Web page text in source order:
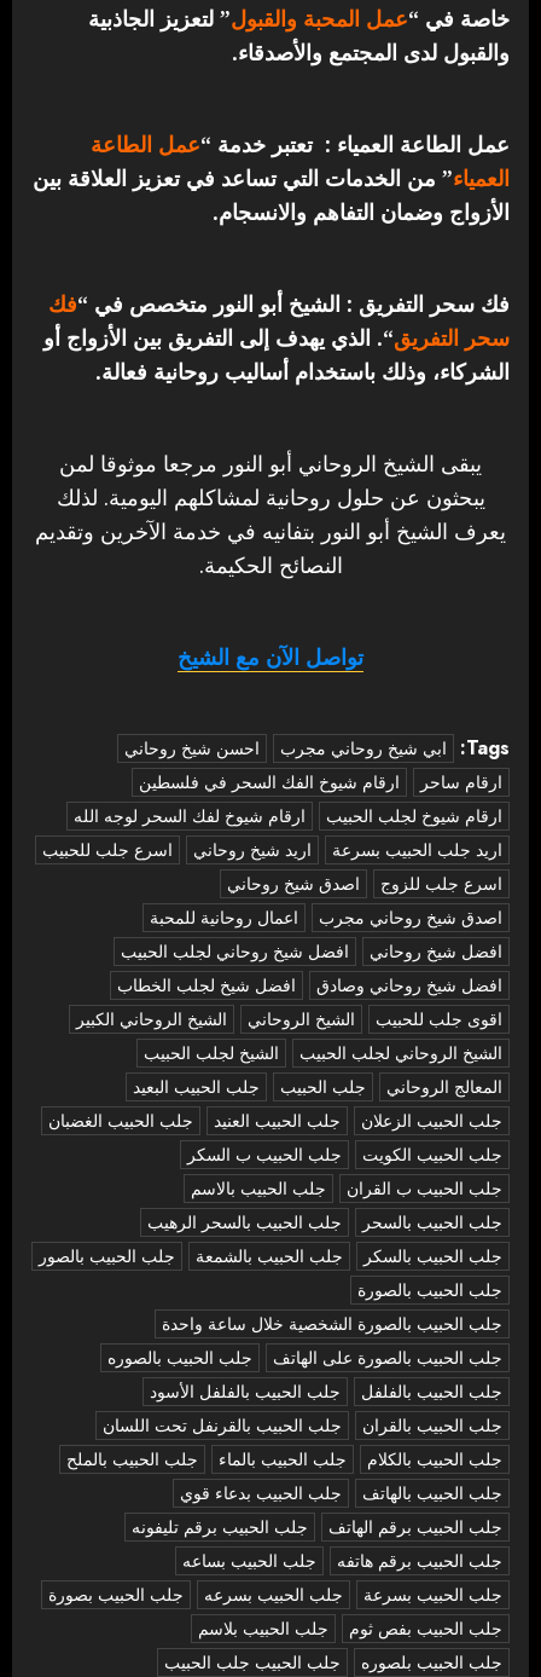
خاصة في “عمل المحبة والقبول” لتعزيز الجاذبية
والقبول لدى المجتمع والأصدقاء.
عمل الطاعة العمياء : تعتبر خدمة “عمل الطاعة
العمياء” من الخدمات التي تساعد في تعزيز العلاقة بين
الأزواج وضمان التفاهم والانسجام.
فك سحر التفريق : الشيخ أبو النور متخصص في “فك
سحر التفريق“. الذي يهدف إلى التفريق بين الأزواج أو
الشركاء، وذلك باستخدام أساليب روحانية فعالة.
يبقى الشيخ الروحاني أبو النور مرجعا موثوقا لمن
يبحثون عن حلول روحانية لمشاكلهم اليومية. لذلك
يعرف الشيخ أبو النور بتفانيه في خدمة الآخرين وتقديم
النصائح الحكيمة.
تواصل الآن مع الشيخ
Tags: ‏ابي شيخ روحاني مجرب
احسن شيخ روحاني
ارقام ساحر
ارقام شيوخ الفك السحر في فلسطين
ارقام شيوخ لجلب الحبيب
ارقام شيوخ لفك السحر لوجه الله
اريد جلب الحبيب بسرعة
اريد شيخ روحاني
اسرع جلب للحبيب
اسرع جلب للزوج
اصدق شيخ روحاني
اصدق شيخ روحاني مجرب
اعمال روحانية للمحبة
افضل شيخ روحاني
افضل شيخ روحاني لجلب الحبيب
افضل شيخ روحاني وصادق
افضل شيخ لجلب الخطاب
اقوى جلب للحبيب
الشيخ الروحاني
الشيخ الروحاني الكبير
الشيخ الروحاني لجلب الحبيب
الشيخ لجلب الحبيب
المعالج الروحاني
جلب الحبيب
جلب الحبيب البعيد
جلب الحبيب الزعلان
جلب الحبيب العنيد
جلب الحبيب الغضبان
جلب الحبيب الكويت
جلب الحبيب ب السكر
جلب الحبيب ب القران
جلب الحبيب بالاسم
جلب الحبيب بالسحر
جلب الحبيب بالسحر الرهيب
جلب الحبيب بالسكر
جلب الحبيب بالشمعة
جلب الحبيب بالصور
جلب الحبيب بالصورة
جلب الحبيب بالصورة الشخصية خلال ساعة واحدة
جلب الحبيب بالصورة على الهاتف
جلب الحبيب بالصوره
جلب الحبيب بالفلفل
جلب الحبيب بالفلفل الأسود
جلب الحبيب بالقران
جلب الحبيب بالقرنفل تحت اللسان
جلب الحبيب بالكلام
جلب الحبيب بالماء
جلب الحبيب بالملح
جلب الحبيب بالهاتف
جلب الحبيب بدعاء قوي
جلب الحبيب برقم الهاتف
جلب الحبيب برقم تليفونه
جلب الحبيب برقم هاتفه
جلب الحبيب بساعه
جلب الحبيب بسرعة
جلب الحبيب بسرعه
جلب الحبيب بصورة
جلب الحبيب بفص ثوم
جلب الحبيب بلاسم
جلب الحبيب بلصوره
جلب الحبيب جلب الحبيب